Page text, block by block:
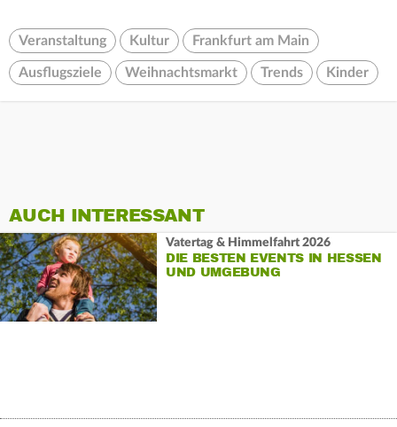
Veranstaltung Kultur Frankfurt am Main
Ausflugsziele Weihnachtsmarkt Trends Kinder
AUCH INTERESSANT
Vatertag & Himmelfahrt 2026
DIE BESTEN EVENTS IN HESSEN
UND UMGEBUNG